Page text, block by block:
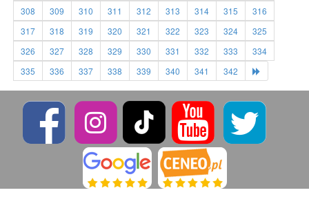
308
309 310 311 312 313 314 315
316
317
318 319 320 321 322 323 324
325
326
327 328 329 330 331 332 333
334
335
336 337 338 339 340 341 342